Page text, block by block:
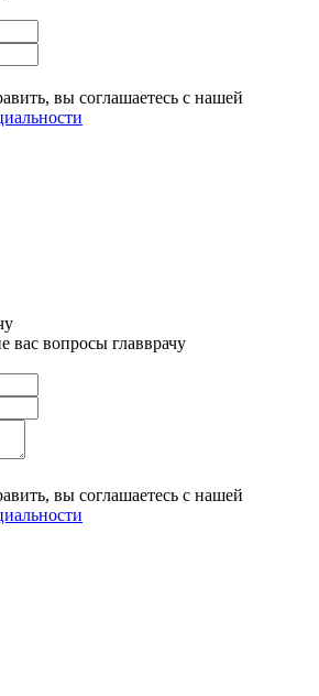
вы соглашаетесь с нашей
вас вопросы главврачу
вы соглашаетесь с нашей